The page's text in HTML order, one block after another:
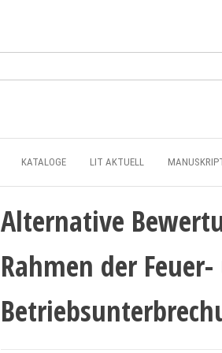
KATALOGE LIT AKTUELL
Alternative
Rahmen der